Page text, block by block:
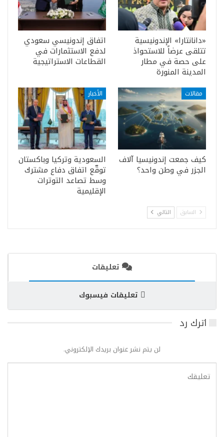
«دانانتارا» الإندونيسية
تتلقى عرضاً للاستحواذ
على حصة في مطار
المدينة المنورة
اتفاق إندونيسي سعودي
لدفع الاستثمارات في
القطاعات الاستراتيجية
مقالات
كيف جمعت إندونيسيا آلاف
الجزر في وطن واحد؟
الأخبار
السعودية وتركيا وباكستان
توقّع اتفاق دفاع مشترك
وسط تصاعد التوترات
الإقليمية
السابق التالي
تعليقات
تعليقات فيسبوك
اترك رد
لن يتم نشر عنوان بريدك الإلكتروني.